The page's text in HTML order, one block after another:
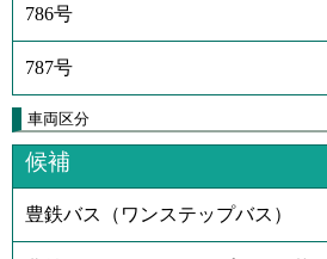
786号
787号
車両区分
候補
豊鉄バス（ワンステップバス）